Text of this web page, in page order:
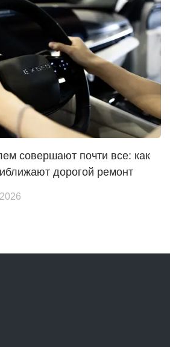
совершают почти все: как
дорогой ремонт